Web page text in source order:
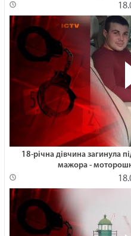
18-річна дівчина загинула
мажора -